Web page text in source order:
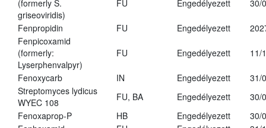
(formerly S.
griseoviridis)
FU Engedélyezett 30/
Fenpropidin FU Engedélyezett
Fenpicoxamid
(formerly:
Lyserphenvalpyr)
FU Engedélyezett 11/
Fenoxycarb IN Engedélyezett
31/
Streptomyces lydicus
WYEC 108
FU, BA Engedélyezett
30/
Fenoxaprop-P
HB Engedélyezett
30/